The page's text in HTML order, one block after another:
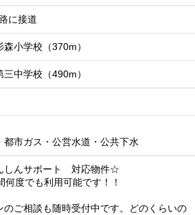
に接道
小学校（370m）
中学校（490m）
都市ガス・公営水道・公共下水
しんサポート 対応物件☆
何度でも利用可能です！！
のご相談も随時受付中です。どのくらいの